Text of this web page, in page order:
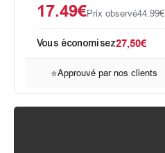
17.49€Prix observé44.99€
Vous économisez27,50€
⭐Approuvé par nos clients